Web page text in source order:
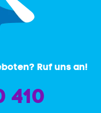
Ruf uns an!
410